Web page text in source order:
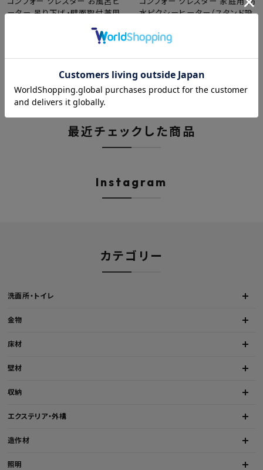
ーター 吊り下げ・壁面取付兼用
メーカー希望小売価格 ¥39,820
38,940
水ピクシーヒーター（スタンド設
送料無料
メーカー希望小売価格 ¥39,380
39,160
最近チェックした商品
Instagram
カテゴリー
洗面所・トイレ
金物
床材
壁材
収納
エクステリア・外構
造作材
照明